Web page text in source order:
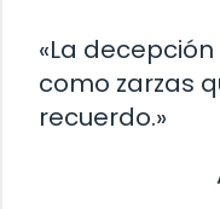
«La
como zarzas
recuerdo.»